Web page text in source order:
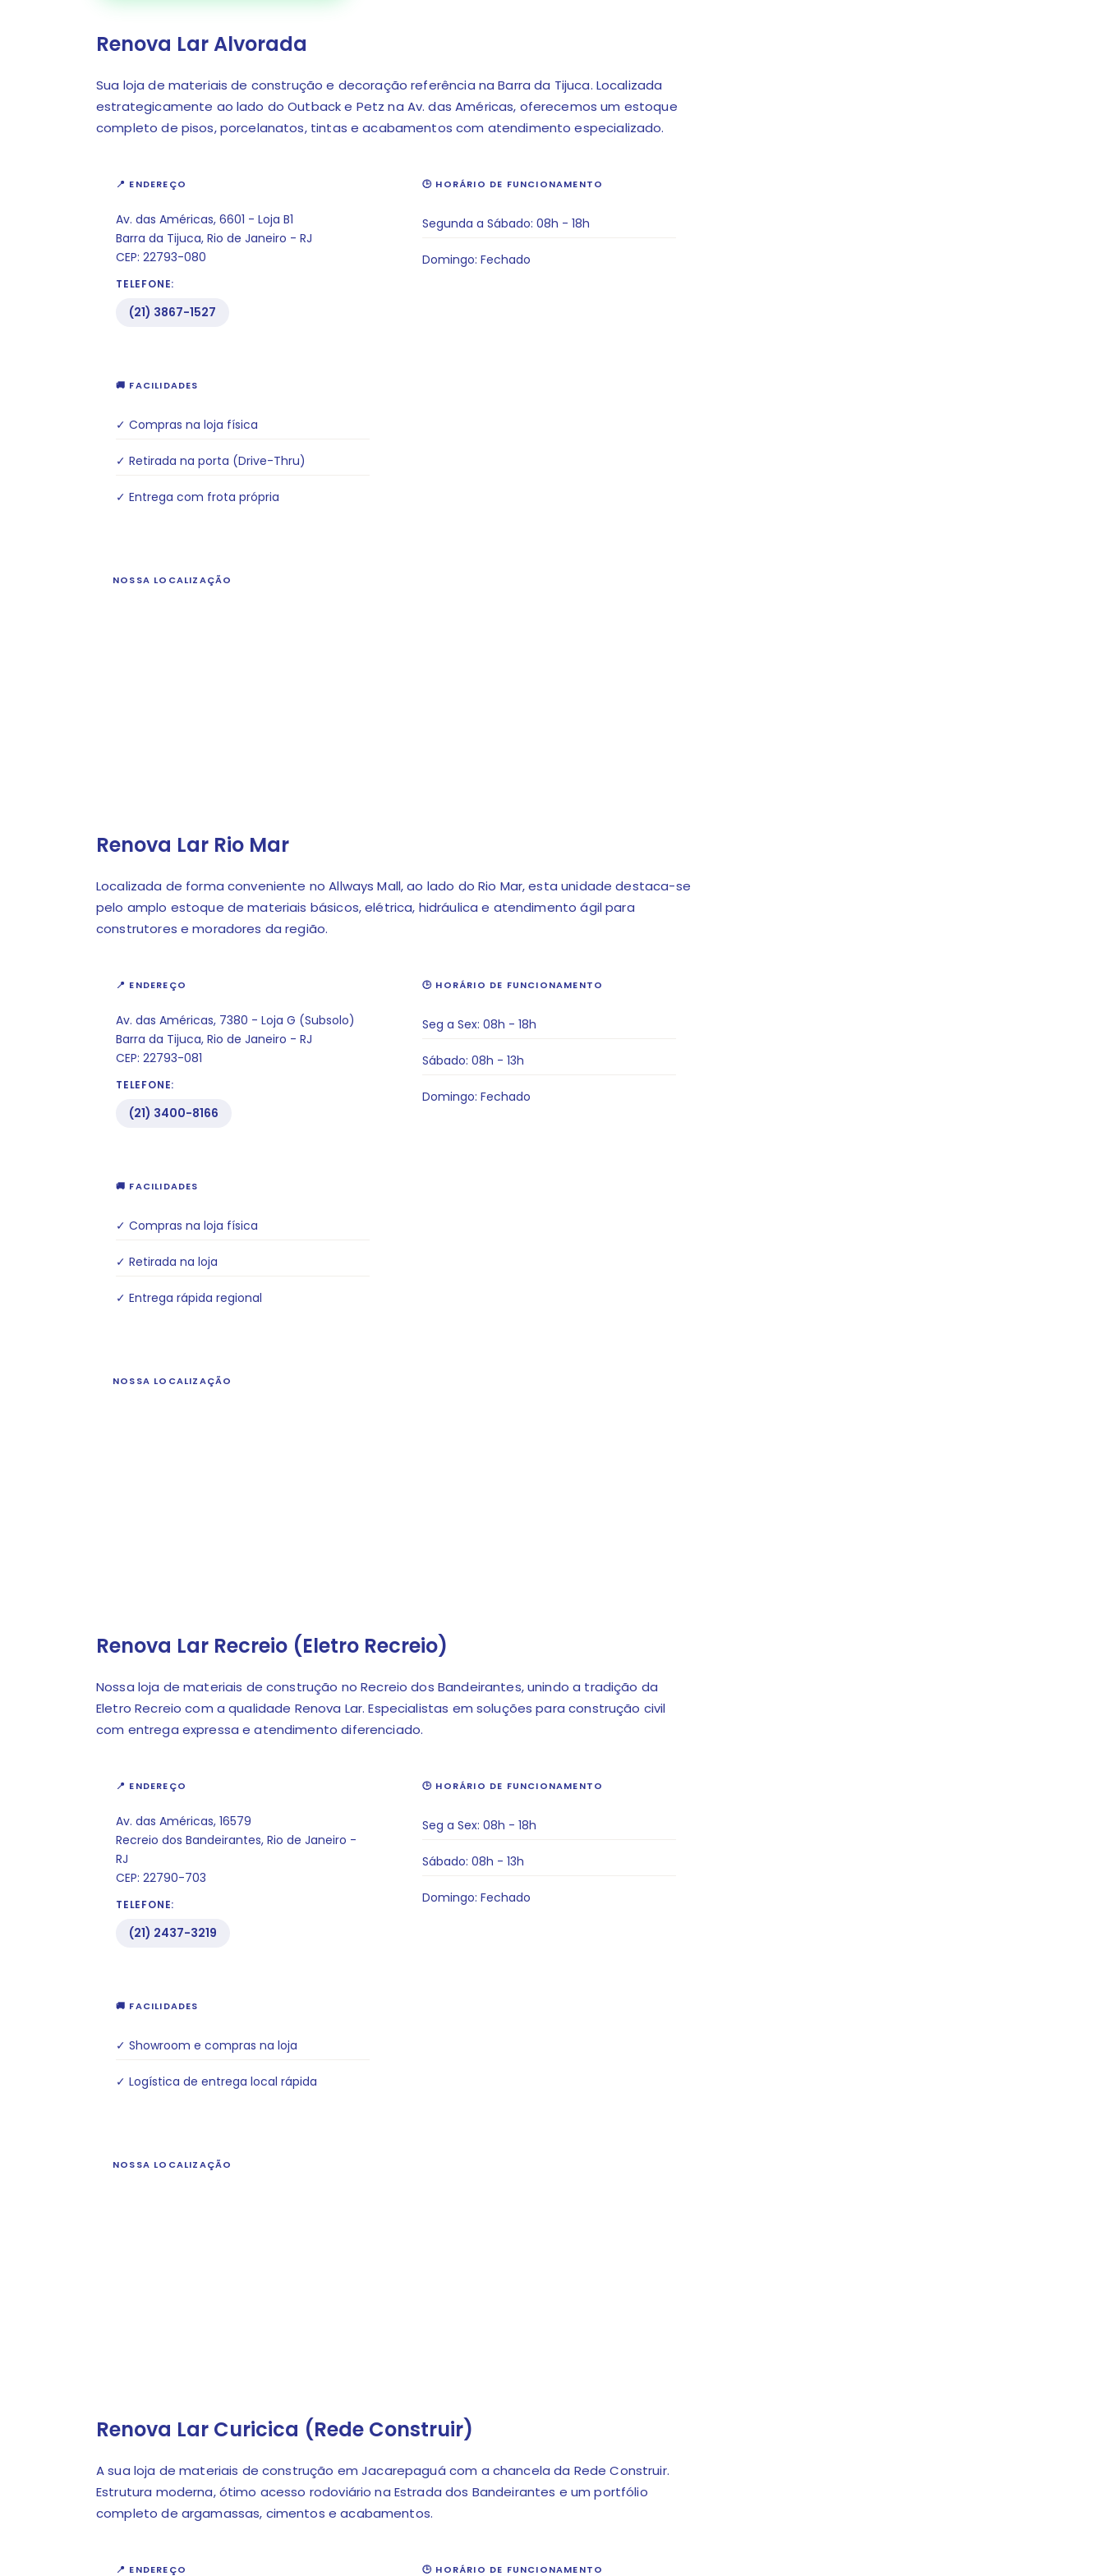
Renova Lar Alvorada
Sua loja de materiais de construção e decoração referência na Barra da Tijuca. Localizada
estrategicamente ao lado do Outback e Petz na Av. das Américas, oferecemos um estoque
completo de pisos, porcelanatos, tintas e acabamentos com atendimento especializado.
📍 ENDEREÇO
Av. das Américas, 6601 - Loja B1
Barra da Tijuca, Rio de Janeiro - RJ
CEP: 22793-080
TELEFONE:
(21) 3867-1527
🕒 HORÁRIO DE FUNCIONAMENTO
Segunda a Sábado: 08h - 18h
Domingo: Fechado
🚚 FACILIDADES
✓ Compras na loja física
✓ Retirada na porta (Drive-Thru)
✓ Entrega com frota própria
NOSSA LOCALIZAÇÃO
Renova Lar Rio Mar
Localizada de forma conveniente no Allways Mall, ao lado do Rio Mar, esta unidade destaca-se
pelo amplo estoque de materiais básicos, elétrica, hidráulica e atendimento ágil para
construtores e moradores da região.
📍 ENDEREÇO
Av. das Américas, 7380 - Loja G (Subsolo)
Barra da Tijuca, Rio de Janeiro - RJ
CEP: 22793-081
TELEFONE:
(21) 3400-8166
🕒 HORÁRIO DE FUNCIONAMENTO
Seg a Sex: 08h - 18h
Sábado: 08h - 13h
Domingo: Fechado
🚚 FACILIDADES
✓ Compras na loja física
✓ Retirada na loja
✓ Entrega rápida regional
NOSSA LOCALIZAÇÃO
Renova Lar Recreio (Eletro Recreio)
Nossa loja de materiais de construção no Recreio dos Bandeirantes, unindo a tradição da
Eletro Recreio com a qualidade Renova Lar. Especialistas em soluções para construção civil
com entrega expressa e atendimento diferenciado.
📍 ENDEREÇO
Av. das Américas, 16579
Recreio dos Bandeirantes, Rio de Janeiro -
RJ
CEP: 22790-703
TELEFONE:
(21) 2437-3219
🕒 HORÁRIO DE FUNCIONAMENTO
Seg a Sex: 08h - 18h
Sábado: 08h - 13h
Domingo: Fechado
🚚 FACILIDADES
✓ Showroom e compras na loja
✓ Logística de entrega local rápida
NOSSA LOCALIZAÇÃO
Renova Lar Curicica (Rede Construir)
A sua loja de materiais de construção em Jacarepaguá com a chancela da Rede Construir.
Estrutura moderna, ótimo acesso rodoviário na Estrada dos Bandeirantes e um portfólio
completo de argamassas, cimentos e acabamentos.
📍 ENDEREÇO 🕒 HORÁRIO DE FUNCIONAMENTO